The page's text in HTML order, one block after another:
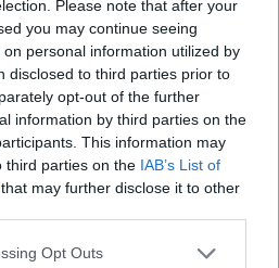
Please note that after your
you may continue seeing
personal information utilized by
disclosed to third parties prior to
opt-out of the further
information by third parties on the
This information may
third parties on the IAB’s List of
that may further disclose it to other
Opt Outs